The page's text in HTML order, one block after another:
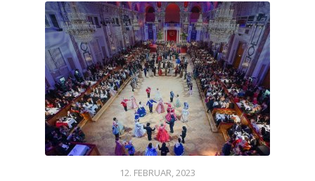
12. FEBRUAR, 2023